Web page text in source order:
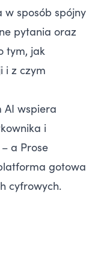
sposób spójny
pytania oraz
tym, jak
i z czym
AI wspiera
i
a Prose
gotowa
cyfrowych.